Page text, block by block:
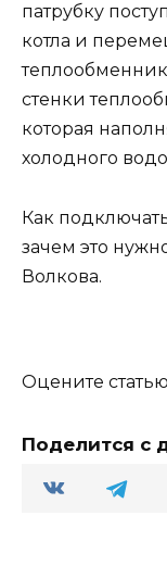
патрубку
котла и
стенки
которая
холодного
Как
зачем это
Волкова.
Оцените статью
Поделится с